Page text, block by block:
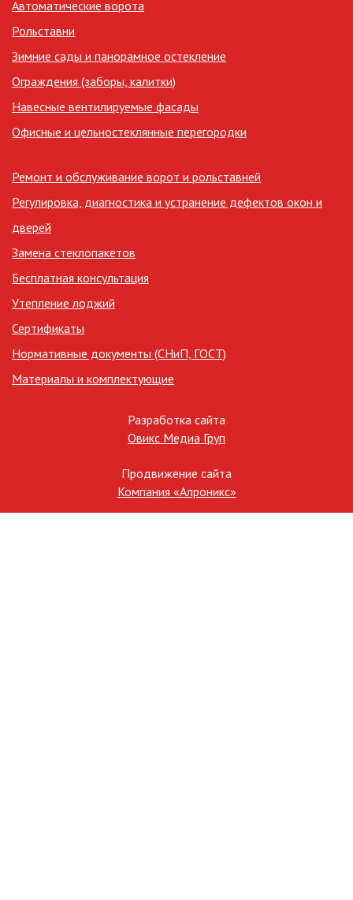
Автоматические ворота
Рольставни
Зимние сады и панорамное остекление
Ограждения (заборы, калитки)
Навесные вентилируемые фасады
Офисные и цельностеклянные перегородки
Ремонт и обслуживание ворот и рольставней
Регулировка, диагностика и устранение дефектов окон и
дверей
Замена стеклопакетов
Бесплатная консультация
Утепление лоджий
Сертификаты
Нормативные документы (СНиП, ГОСТ)
Материалы и комплектующие
Разработка сайта
Овикс Медиа Груп
Продвижение сайта
Компания «Алроникс»